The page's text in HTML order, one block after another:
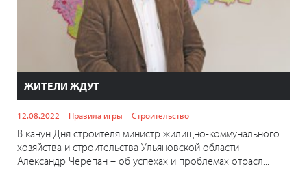
ЖИТЕЛИ ЖДУТ
12.08.2022 Правила игры Строительство
В канун Дня строителя министр жилищно-коммунального
хозяйства и строительства Ульяновской области
Александр Черепан – об успехах и проблемах отрасл...